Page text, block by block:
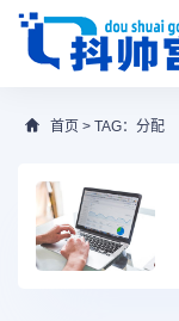
首页 > TAG：分配